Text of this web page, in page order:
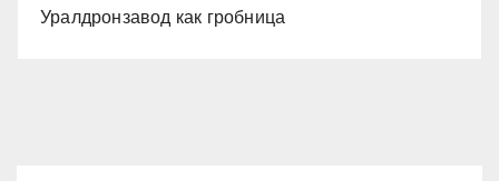
Уралдронзавод как гробница